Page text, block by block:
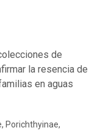
de
la resencia de
en aguas
Porichthyinae,